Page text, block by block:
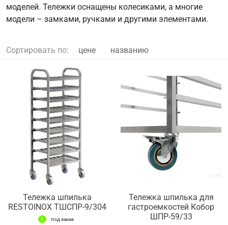
моделей. Тележки оснащены колесиками, а многие
модели – замками, ручками и другими элементами.
Сортировать по: цене названию
Тележка шпилька
RESTOINOX ТШСПР-9/304
под заказ
Тележка шпилька для
гастроемкостей Кобор
ШПР-59/33